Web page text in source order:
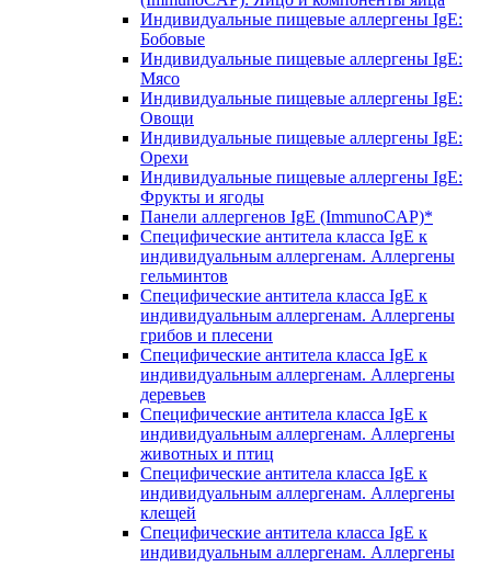
Индивидуальные пищевые аллергены IgE:
Бобовые
Индивидуальные пищевые аллергены IgE:
Мясо
Индивидуальные пищевые аллергены IgE:
Овощи
Индивидуальные пищевые аллергены IgE:
Орехи
Индивидуальные пищевые аллергены IgE:
Фрукты и ягоды
Панели аллергенов IgE (ImmunoCAP)*
Специфические антитела класса IgE к
индивидуальным аллергенам. Аллергены
гельминтов
Специфические антитела класса IgE к
индивидуальным аллергенам. Аллергены
грибов и плесени
Специфические антитела класса IgE к
индивидуальным аллергенам. Аллергены
деревьев
Специфические антитела класса IgE к
индивидуальным аллергенам. Аллергены
животных и птиц
Специфические антитела класса IgE к
индивидуальным аллергенам. Аллергены
клещей
Специфические антитела класса IgE к
индивидуальным аллергенам. Аллергены